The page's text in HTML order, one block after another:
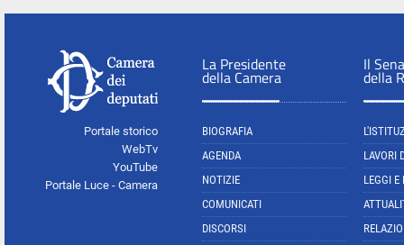
Portale storico
WebTv
YouTube
Portale Luce - Camera
La Presidente
della Camera
BIOGRAFIA
AGENDA
NOTIZIE
COMUNICATI
DISCORSI
Il
della
LAVORI
LEGGI E